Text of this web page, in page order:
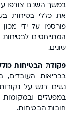
במשך השנים צורפו
את כללי בטיחות
פורסמו על ידי
המתייחסים לבטיחות
שונים.
פקודת הבטיחות
בבריאות העובדים,
נשים דגש על
במפעלים ובמקומות
חובות הבטיחות.